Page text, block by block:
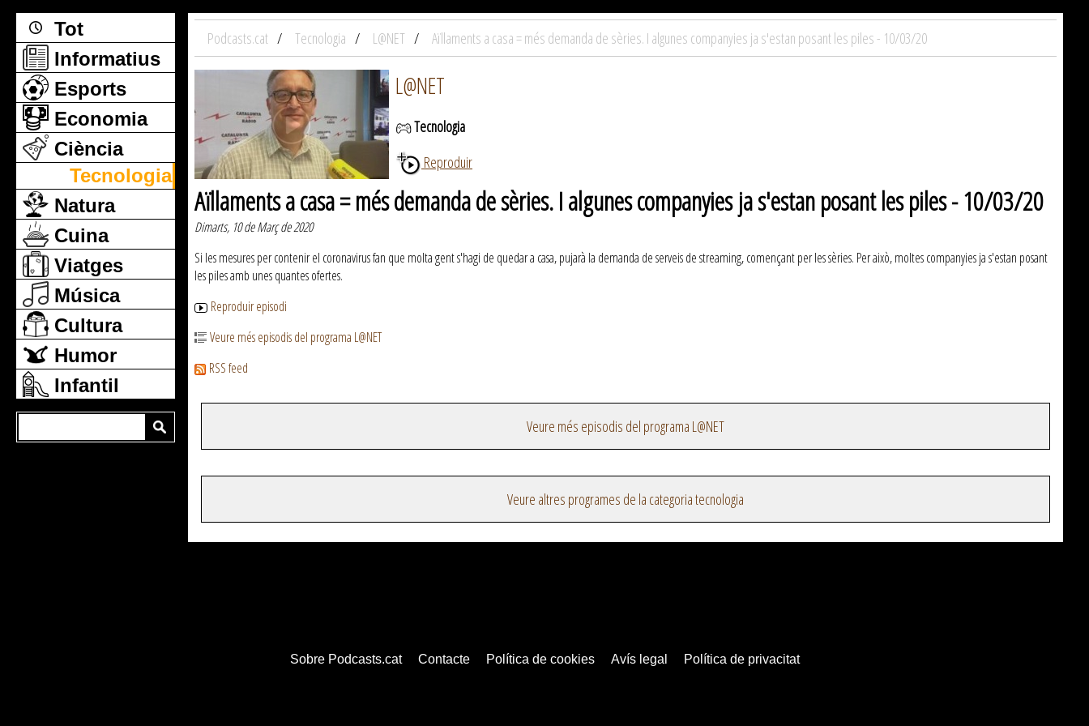
Tot
Informatius
Esports
Economia
Ciència
Tecnologia
Natura
Cuina
Viatges
Música
Cultura
Humor
Infantil
Podcasts.cat Tecnologia L@NET Aïllaments a casa = més demanda de sèries. I algunes companyies ja s'estan posant les piles - 10/03/20
L@NET
Tecnologia
Reproduir
Aïllaments a casa = més demanda de sèries. I algunes companyies ja s'estan posant les piles - 10/03/20
Dimarts, 10 de Març de 2020
Si les mesures per contenir el coronavirus fan que molta gent s'hagi de quedar a casa, pujarà la demanda de serveis de streaming, començant per les sèries. Per això, moltes companyies ja s'estan posant
les piles amb unes quantes ofertes.
Reproduir episodi
Veure més episodis del programa L@NET
RSS feed
Veure més episodis del programa L@NET
Veure altres programes de la categoria tecnologia
Sobre Podcasts.cat Contacte Política de cookies Avís legal Política de privacitat